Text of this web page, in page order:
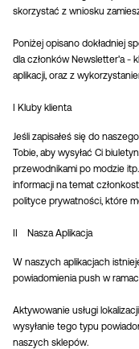
skorzystać z wniosku
Poniżej opisano dokładniej
dla członków Newsletter'a -
aplikacji, oraz z
I Kluby klienta
Jeśli zapisałeś się do
Tobie, aby wysyłać Ci
przewodnikami po modzie
informacji na temat
polityce prywatności, które
II Nasza Aplikacja
W naszych aplikacjach
powiadomienia push w
Aktywowanie usługi
wysyłanie tego typu
naszych sklepów.